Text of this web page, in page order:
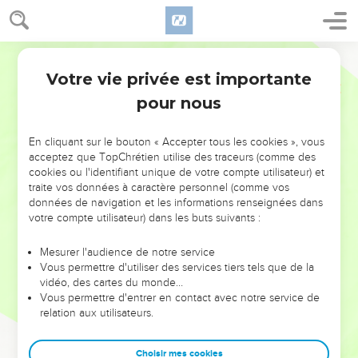
NE MANQUEZ PAS L’ÉVÉNEMENT
DE L’ANNÉE !
ET SI LEURS ERREURS POUVAIENT VOUS ÉVITER LES
VOTRES ?
leur foi ou leur vision. Mais on voit moins les doutes, les erreurs
et les saisons difficiles qu'ils ont traversés, alors même que ce
sont elles qui les ont façonnés.
Dans cette conférence, leaders, entrepreneurs, et responsables
clés pour avancer avec plus de sagesse afin que leurs erreurs
Votre vie privée est importante
pour nous
En cliquant sur le bouton « Accepter tous les cookies », vous
acceptez que TopChrétien utilise des traceurs (comme des
cookies ou l'identifiant unique de votre compte utilisateur) et
traite vos données à caractère personnel (comme vos
données de navigation et les informations renseignées dans
votre compte utilisateur) dans les buts suivants :
Mesurer l'audience de notre service
Vous permettre d'utiliser des services tiers tels que de la
vidéo, des cartes du monde…
Vous permettre d'entrer en contact avec notre service de
relation aux utilisateurs.
Choisir mes cookies